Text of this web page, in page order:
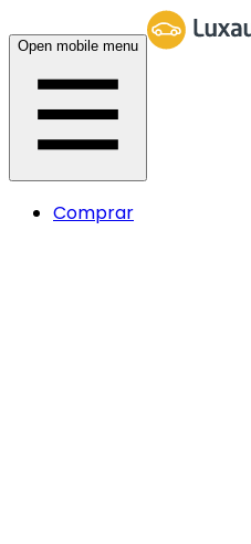
Open mobile menu
Comprar